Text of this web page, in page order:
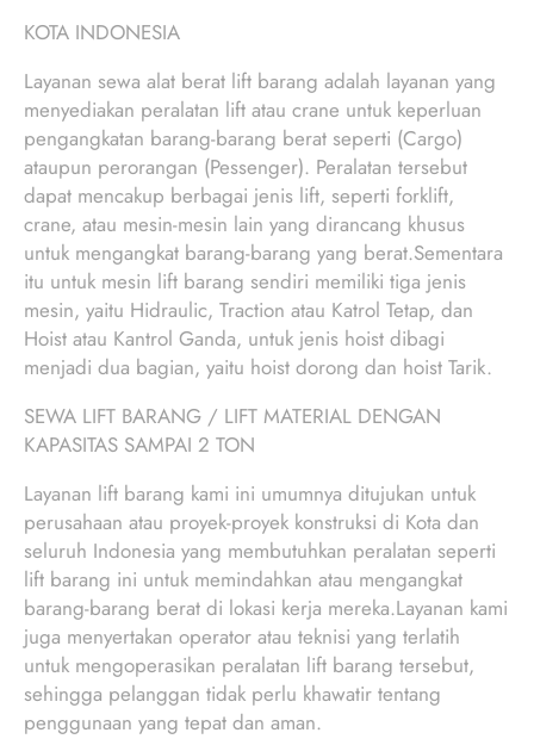
KOTA INDONESIA
Layanan sewa alat berat lift barang adalah layanan yang
menyediakan peralatan lift atau crane untuk keperluan
pengangkatan barang-barang berat seperti (Cargo)
ataupun perorangan (Pessenger). Peralatan tersebut
dapat mencakup berbagai jenis lift, seperti forklift,
crane, atau mesin-mesin lain yang dirancang khusus
untuk mengangkat barang-barang yang berat.Sementara
itu untuk mesin lift barang sendiri memiliki tiga jenis
mesin, yaitu Hidraulic, Traction atau Katrol Tetap, dan
Hoist atau Kantrol Ganda, untuk jenis hoist dibagi
menjadi dua bagian, yaitu hoist dorong dan hoist Tarik.
SEWA LIFT BARANG / LIFT MATERIAL DENGAN
KAPASITAS SAMPAI 2 TON
Layanan lift barang kami ini umumnya ditujukan untuk
perusahaan atau proyek-proyek konstruksi di Kota dan
seluruh Indonesia yang membutuhkan peralatan seperti
lift barang ini untuk memindahkan atau mengangkat
barang-barang berat di lokasi kerja mereka.Layanan kami
juga menyertakan operator atau teknisi yang terlatih
untuk mengoperasikan peralatan lift barang tersebut,
sehingga pelanggan tidak perlu khawatir tentang
penggunaan yang tepat dan aman.